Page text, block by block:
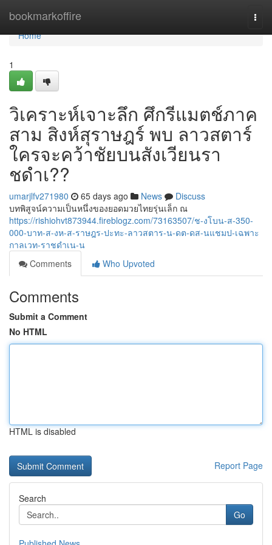
bookmarkoffire
Home
Home
1
วิเคราะห์เจาะลึก ศึกรีแมตช์ภาค
สาม สิงห์สุราษฎร์ พบ ลาวสตาร์
ใครจะคว้าชัยบนสังเวียนรา
ชดำเ??
umarjlfv271980 65 days ago News
Discuss
บทพิสูจน์ความเป็นหนึ่งของยอดมวยไทยรุ่นเล็ก ณ
https://rishiohvt873944.fireblogz.com/73163507/ช-งโบน-ส-350-
000-บาท-ส-งห-ส-ราษฎร-ปะทะ-ลาวสตาร-น-ดต-ดส-นแชมป-เฉพาะ
กาลเวท-ราชดำเน-น
Comments
Who Upvoted
Comments
Submit a Comment
No HTML
HTML is disabled
Report Page
Search
Go